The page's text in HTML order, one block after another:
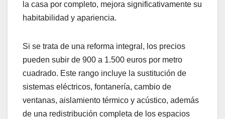
la casa por completo, mejora significativamente su
habitabilidad y apariencia.
Si se trata de una reforma integral, los precios
pueden subir de 900 a 1.500 euros por metro
cuadrado. Este rango incluye la sustitución de
sistemas eléctricos, fontanería, cambio de
ventanas, aislamiento térmico y acústico, además
de una redistribución completa de los espacios